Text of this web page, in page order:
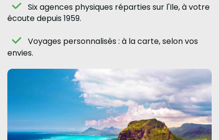
Six agences physiques réparties sur l'Ile, à votre
écoute depuis 1959.
Voyages personnalisés : à la carte, selon vos
envies.